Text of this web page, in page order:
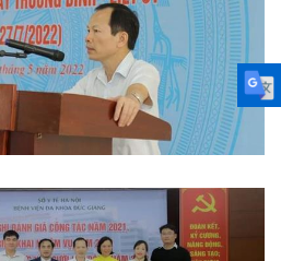
Hoạt động đoàn thể